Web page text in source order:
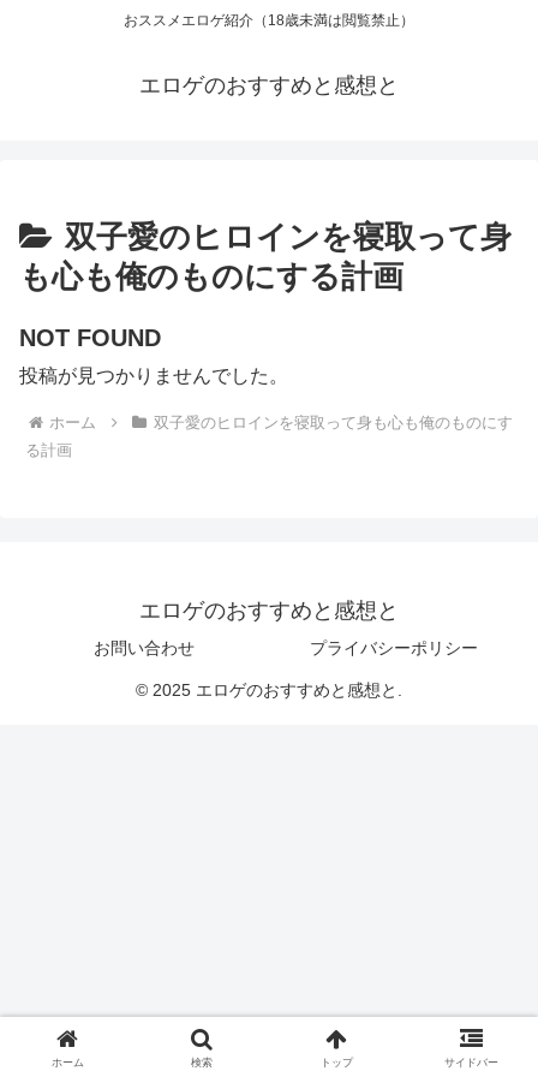
おススメエロゲ紹介（18歳未満は閲覧禁止）
エロゲのおすすめと感想と
双子愛のヒロインを寝取って身
も心も俺のものにする計画
NOT FOUND
投稿が見つかりませんでした。
ホーム
双子愛のヒロインを寝取って身も心も俺のものにす
る計画
エロゲのおすすめと感想と
お問い合わせ プライバシーポリシー
© 2025 エロゲのおすすめと感想と.
ホーム 検索 トップ サイドバー